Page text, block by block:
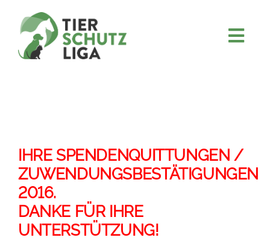
content
FÖRDERN & VERERBEN
KOOPERATIONEN
4KIDS
TIERHEIMTIERE
IHRE SPENDENQUITTUNGEN /
ZUWENDUNGSBESTÄTIGUNGEN
2016.
DANKE FÜR IHRE
UNTERSTÜTZUNG!